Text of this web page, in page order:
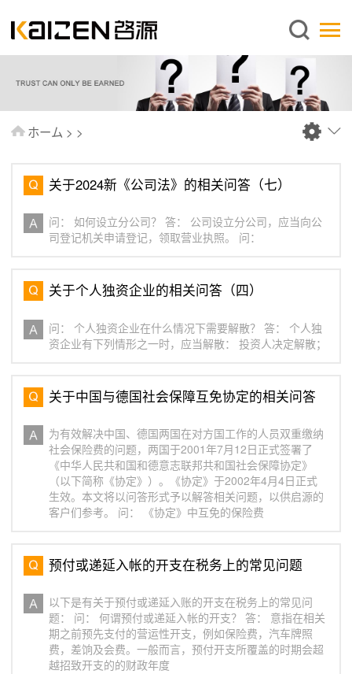
日本語
企業情報
事業内容
情報
よくあるご質問
ホーム > >
关于2024新《公司法》的相关问答（七）
问： 如何设立分公司？ 答： 公司设立分公司，应当向公
司登记机关申请登记，领取营业执照。 问：
关于个人独资企业的相关问答（四）
问： 个人独资企业在什么情况下需要解散？ 答： 个人独
资企业有下列情形之一时，应当解散： 投资人决定解散；
关于中国与德国社会保障互免协定的相关问答
为有效解决中国、德国两国在对方国工作的人员双重缴纳
社会保险费的问题，两国于2001年7月12日正式签署了
《中华人民共和国和德意志联邦共和国社会保障协定》
（以下简称《协定》）。《协定》于2002年4月4日正式
生效。本文将以问答形式予以解答相关问题，以供启源的
客户们参考。 问： 《协定》中互免的保险费
预付或递延入帐的开支在税务上的常见问题
以下是有关于预付或递延入账的开支在税务上的常见问
题： 问： 何谓预付或递延入帐的开支？ 答： 意指在相关
期之前预先支付的营运性开支，例如保险费，汽车牌照
费，差饷及会费。一般而言，预付开支所覆盖的时期会超
越招致开支的的财政年度